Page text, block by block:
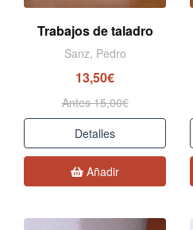
Trabajos de taladro
Sanz, Pedro
13,50€
Antes 15,00€
Detalles
Añadir